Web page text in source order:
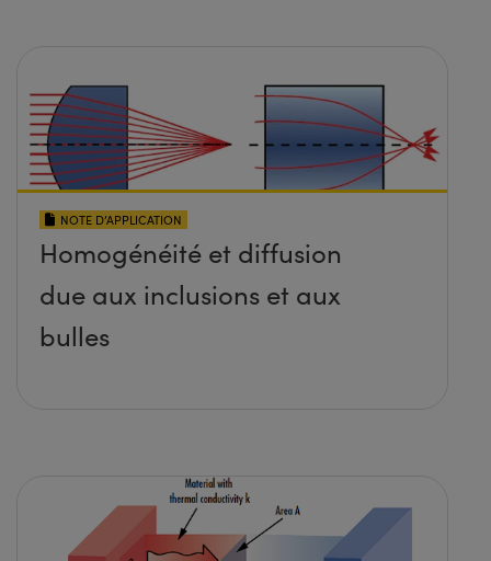
NOTE D’APPLICATION
Homogénéité et diffusion
due aux inclusions et aux
bulles